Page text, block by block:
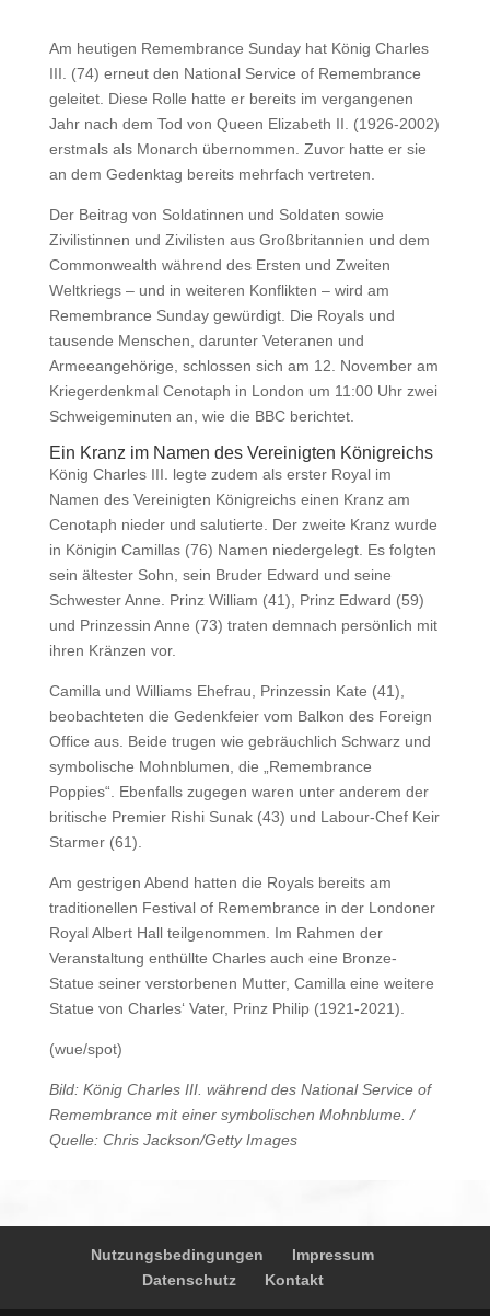
Am heutigen Remembrance Sunday hat König Charles
III. (74) erneut den National Service of Remembrance
geleitet. Diese Rolle hatte er bereits im vergangenen
Jahr nach dem Tod von Queen Elizabeth II. (1926-2002)
erstmals als Monarch übernommen. Zuvor hatte er sie
an dem Gedenktag bereits mehrfach vertreten.
Der Beitrag von Soldatinnen und Soldaten sowie
Zivilistinnen und Zivilisten aus Großbritannien und dem
Commonwealth während des Ersten und Zweiten
Weltkriegs – und in weiteren Konflikten – wird am
Remembrance Sunday gewürdigt. Die Royals und
tausende Menschen, darunter Veteranen und
Armeeangehörige, schlossen sich am 12. November am
Kriegerdenkmal Cenotaph in London um 11:00 Uhr zwei
Schweigeminuten an, wie die BBC berichtet.
Ein Kranz im Namen des Vereinigten Königreichs
König Charles III. legte zudem als erster Royal im
Namen des Vereinigten Königreichs einen Kranz am
Cenotaph nieder und salutierte. Der zweite Kranz wurde
in Königin Camillas (76) Namen niedergelegt. Es folgten
sein ältester Sohn, sein Bruder Edward und seine
Schwester Anne. Prinz William (41), Prinz Edward (59)
und Prinzessin Anne (73) traten demnach persönlich mit
ihren Kränzen vor.
Camilla und Williams Ehefrau, Prinzessin Kate (41),
beobachteten die Gedenkfeier vom Balkon des Foreign
Office aus. Beide trugen wie gebräuchlich Schwarz und
symbolische Mohnblumen, die „Remembrance
Poppies“. Ebenfalls zugegen waren unter anderem der
britische Premier Rishi Sunak (43) und Labour-Chef Keir
Starmer (61).
Am gestrigen Abend hatten die Royals bereits am
traditionellen Festival of Remembrance in der Londoner
Royal Albert Hall teilgenommen. Im Rahmen der
Veranstaltung enthüllte Charles auch eine Bronze-
Statue seiner verstorbenen Mutter, Camilla eine weitere
Statue von Charles‘ Vater, Prinz Philip (1921-2021).
(wue/spot)
Bild: König Charles III. während des National Service of
Remembrance mit einer symbolischen Mohnblume. /
Quelle: Chris Jackson/Getty Images
Nutzungsbedingungen
Impressum
Datenschutz
Kontakt